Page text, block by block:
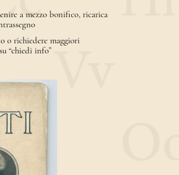
a mezzo bonifico, ricarica
o richiedere maggiori
“chiedi info”